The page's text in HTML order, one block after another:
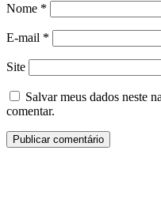
Nome *
E-mail *
Site
Salvar meus dados neste
comentar.